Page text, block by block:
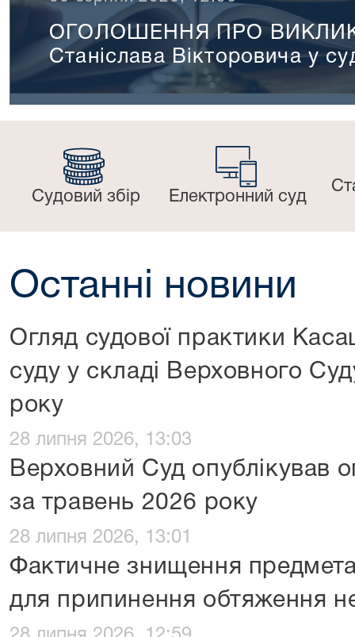
ПРО ВИКЛИК
Вікторовича у судове
Судовий збір Електронний суд
Останні новини
Огляд судової практики
суду у складі Верховного
року
28 липня 2026, 13:03
Верховний Суд опублікував
за травень 2026 року
28 липня 2026, 13:01
Фактичне знищення
для припинення обтяження